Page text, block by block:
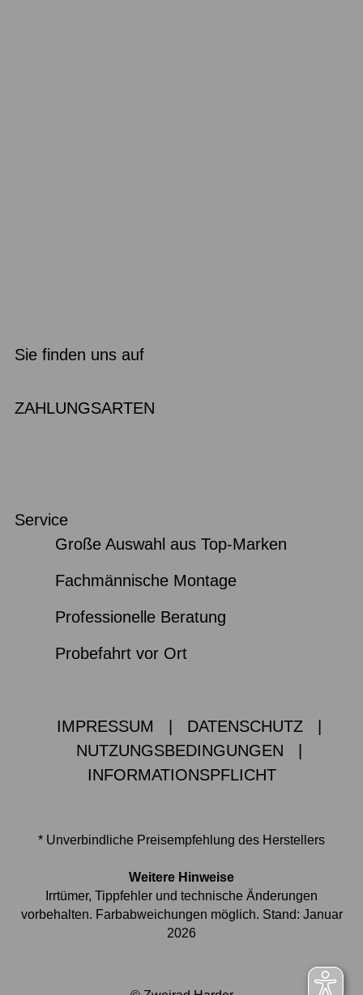
Sie finden uns auf
ZAHLUNGSARTEN
Service
Große Auswahl aus Top-Marken
Fachmännische Montage
Professionelle Beratung
Probefahrt vor Ort
IMPRESSUM DATENSCHUTZ
NUTZUNGSBEDINGUNGEN
INFORMATIONSPFLICHT
* Unverbindliche Preisempfehlung des Herstellers
Weitere Hinweise
Irrtümer, Tippfehler und technische Änderungen
vorbehalten. Farbabweichungen möglich. Stand: Januar
2026